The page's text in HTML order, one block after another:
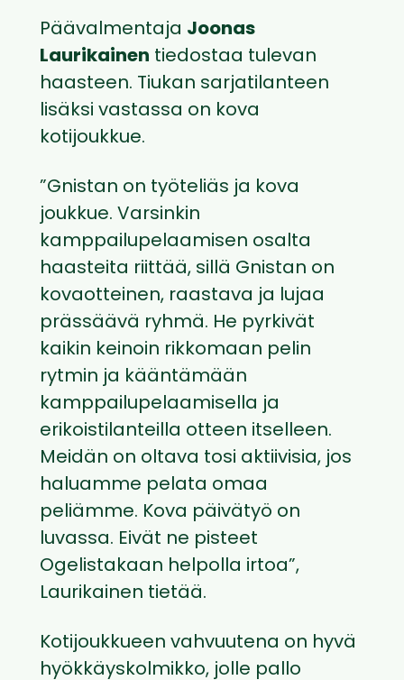
Päävalmentaja Joonas
Laurikainen tiedostaa tulevan
haasteen. Tiukan sarjatilanteen
lisäksi vastassa on kova
kotijoukkue.
”Gnistan on työteliäs ja kova
joukkue. Varsinkin
kamppailupelaamisen osalta
haasteita riittää, sillä Gnistan on
kovaotteinen, raastava ja lujaa
prässäävä ryhmä. He pyrkivät
kaikin keinoin rikkomaan pelin
rytmin ja kääntämään
kamppailupelaamisella ja
erikoistilanteilla otteen itselleen.
Meidän on oltava tosi aktiivisia, jos
haluamme pelata omaa
peliämme. Kova päivätyö on
luvassa. Eivät ne pisteet
Ogelistakaan helpolla irtoa”,
Laurikainen tietää.
Kotijoukkueen vahvuutena on hyvä
hyökkäyskolmikko, jolle pallo